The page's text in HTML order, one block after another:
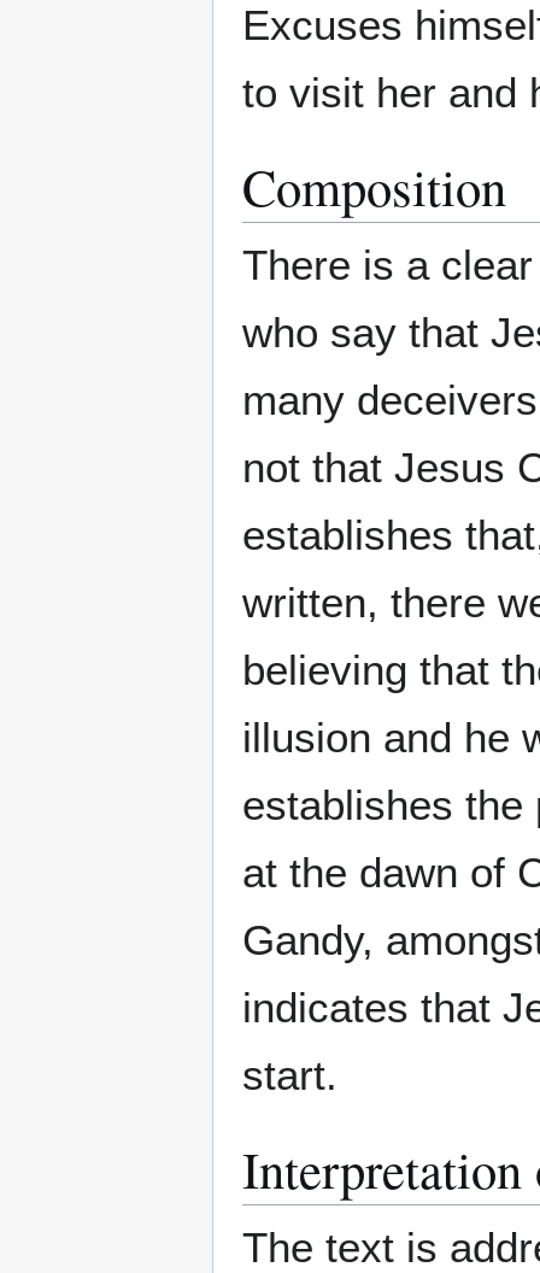
Excuses
to visit her and
Composition
There is a
who say that
many
not that Jesus
establishes
written, there
believing that
illusion and he
establishes
at the dawn of
Gandy,
indicates that
start.
Interpretation
The text is